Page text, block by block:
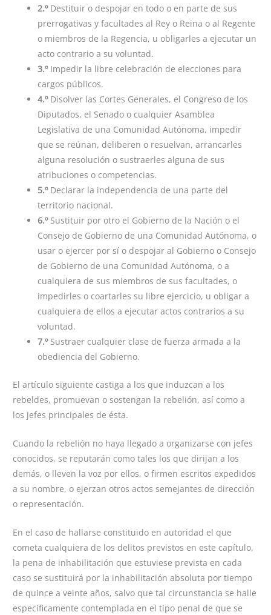
2.º Destituir o despojar en todo o en parte de sus
prerrogativas y facultades al Rey o Reina o al Regente
o miembros de la Regencia, u obligarles a ejecutar un
acto contrario a su voluntad.
3.º Impedir la libre celebración de elecciones para
cargos públicos.
4.º Disolver las Cortes Generales, el Congreso de los
Diputados, el Senado o cualquier Asamblea
Legislativa de una Comunidad Autónoma, impedir
que se reúnan, deliberen o resuelvan, arrancarles
alguna resolución o sustraerles alguna de sus
atribuciones o competencias.
5.º Declarar la independencia de una parte del
territorio nacional.
6.º Sustituir por otro el Gobierno de la Nación o el
Consejo de Gobierno de una Comunidad Autónoma, o
usar o ejercer por sí o despojar al Gobierno o Consejo
de Gobierno de una Comunidad Autónoma, o a
cualquiera de sus miembros de sus facultades, o
impedirles o coartarles su libre ejercicio, u obligar a
cualquiera de ellos a ejecutar actos contrarios a su
voluntad.
7.º Sustraer cualquier clase de fuerza armada a la
obediencia del Gobierno.
El artículo siguiente castiga a los que induzcan a los
rebeldes, promuevan o sostengan la rebelión, así como a
los jefes principales de ésta.
Cuando la rebelión no haya llegado a organizarse con jefes
conocidos, se reputarán como tales los que dirijan a los
demás, o lleven la voz por ellos, o firmen escritos expedidos
a su nombre, o ejerzan otros actos semejantes de dirección
o representación.
En el caso de hallarse constituido en autoridad el que
cometa cualquiera de los delitos previstos en este capítulo,
la pena de inhabilitación que estuviese prevista en cada
caso se sustituirá por la inhabilitación absoluta por tiempo
de quince a veinte años, salvo que tal circunstancia se halle
específicamente contemplada en el tipo penal de que se